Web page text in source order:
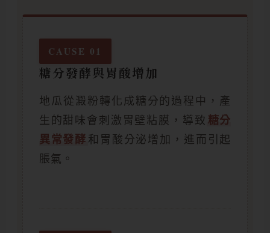
CAUSE 01
糖分發酵與胃酸增加
地瓜從澱粉轉化成糖分的過程中，產
生的甜味會刺激胃壁粘膜，導致 糖分
異常發酵 和胃酸分泌增加，進而引起
脹氣。